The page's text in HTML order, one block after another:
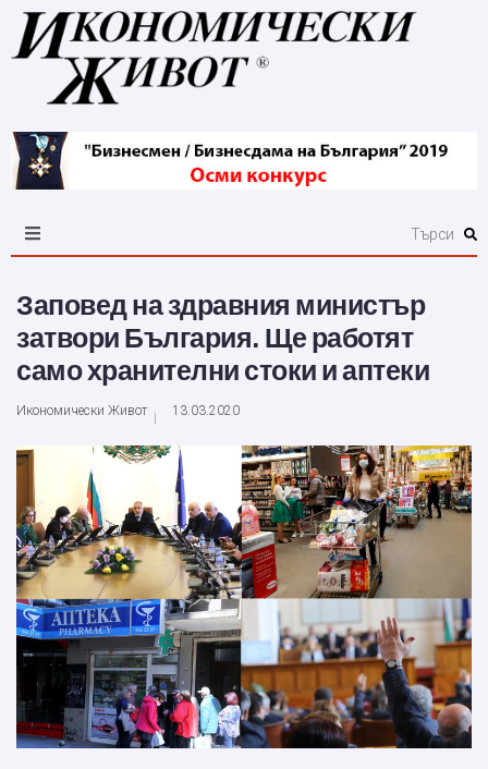
Заповед на здравния министър
затвори България. Ще работят
само хранителни стоки и аптеки
Икономически Живот 13.03.2020